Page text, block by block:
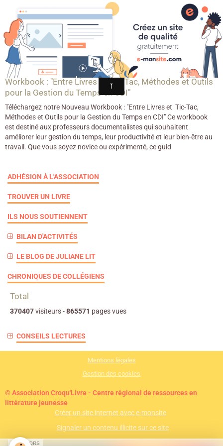
Croqu'livre
Workbook
Workbook : "Entre Livres et Tic-Tac, Méthodes et Outils
pour la Gestion du Temps en CDI"
Téléchargez notre Nouveau Workbook : "Entre Livres et Tic-Tac,
Méthodes et Outils pour la Gestion du Temps en CDI" Ce workbook
est destiné aux professeurs documentalistes qui souhaitent
améliorer leur gestion du temps, leur productivité et leur bien-être au
travail. Que vous soyez novice ou expérimenté, ce guid
ADHÉSION À L'ASSOCIATION
TROUVER UN LIVRE
ILS NOUS SOUTIENNENT
BILAN D'ACTIVITÉS
LE BLOG DE JULIANE LIT
CHRONIQUES DE COLLÉGIENS
Total
370407visiteurs -865571 pages vues
CONSEILS LECTURES
Mentions légales
Gestion des cookies
© Association Croqu'Livre - Centre régional de ressources en
littérature jeunesse
Créer un site internet avec e-monsite
Signaler un contenu illicite sur ce site
SPONSORS